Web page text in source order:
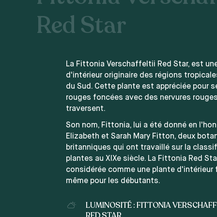
Red Star
La Fittonia Verschaffeltii Red Star, est
d'intérieur originaire des régions
du Sud. Cette plante est appréciée pour
rouges foncées avec des nervures
traversent.
Son nom, Fittonia, lui a été donné en
Elizabeth et Sarah Mary Fitton, deux
britanniques qui ont travaillé sur la
plantes au XIXe siècle. La Fittonia Red
considérée comme une plante d'intérieur
même pour les débutants.
LUMINOSITÉ : FITTONIA